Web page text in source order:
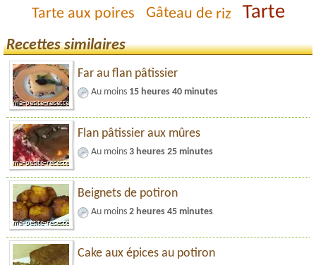
Tarte aux poires Gâteau de riz Tarte
Recettes similaires
Far au flan pâtissier
Au moins 15 heures 40 minutes
Flan pâtissier aux mûres
Au moins 3 heures 25 minutes
Beignets de potiron
Au moins 2 heures 45 minutes
Cake aux épices au potiron